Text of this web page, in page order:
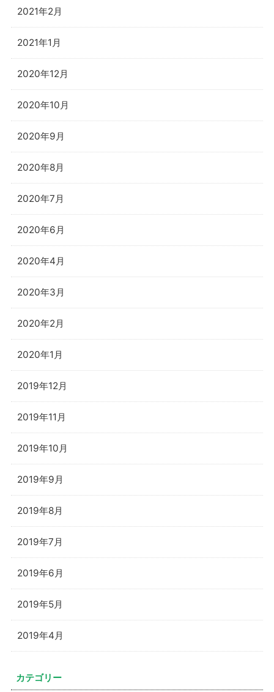
2021年2月
2021年1月
2020年12月
2020年10月
2020年9月
2020年8月
2020年7月
2020年6月
2020年4月
2020年3月
2020年2月
2020年1月
2019年12月
2019年11月
2019年10月
2019年9月
2019年8月
2019年7月
2019年6月
2019年5月
2019年4月
カテゴリー